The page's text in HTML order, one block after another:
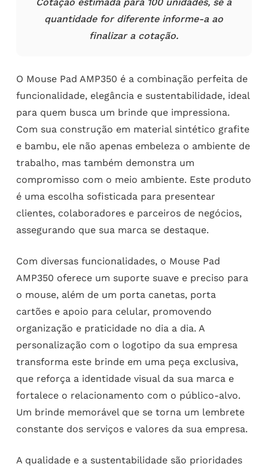
Cotação estimada para 100 unidades, se a
quantidade for diferente informe-a ao
finalizar a cotação.
O Mouse Pad AMP350 é a combinação perfeita de
funcionalidade, elegância e sustentabilidade, ideal
para quem busca um brinde que impressiona.
Com sua construção em material sintético grafite
e bambu, ele não apenas embeleza o ambiente de
trabalho, mas também demonstra um
compromisso com o meio ambiente. Este produto
é uma escolha sofisticada para presentear
clientes, colaboradores e parceiros de negócios,
assegurando que sua marca se destaque.
Com diversas funcionalidades, o Mouse Pad
AMP350 oferece um suporte suave e preciso para
o mouse, além de um porta canetas, porta
cartões e apoio para celular, promovendo
organização e praticidade no dia a dia. A
personalização com o logotipo da sua empresa
transforma este brinde em uma peça exclusiva,
que reforça a identidade visual da sua marca e
fortalece o relacionamento com o público-alvo.
Um brinde memorável que se torna um lembrete
constante dos serviços e valores da sua empresa.
A qualidade e a sustentabilidade são prioridades